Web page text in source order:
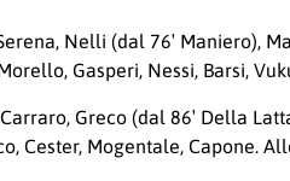
Nelli (dal 76′ Maniero),
Gasperi, Nessi, Barsi,
Greco (dal 86′ Della
Cester, Mogentale, Capone.